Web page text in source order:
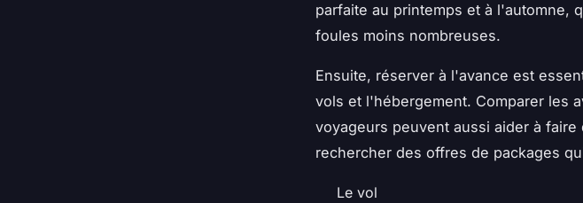
parfaite au printemps et à l'automne,
foules moins nombreuses.
Ensuite, réserver à l'avance est
vols et l'hébergement. Comparer les
voyageurs peuvent aussi aider à
rechercher des offres de packages
Le vol